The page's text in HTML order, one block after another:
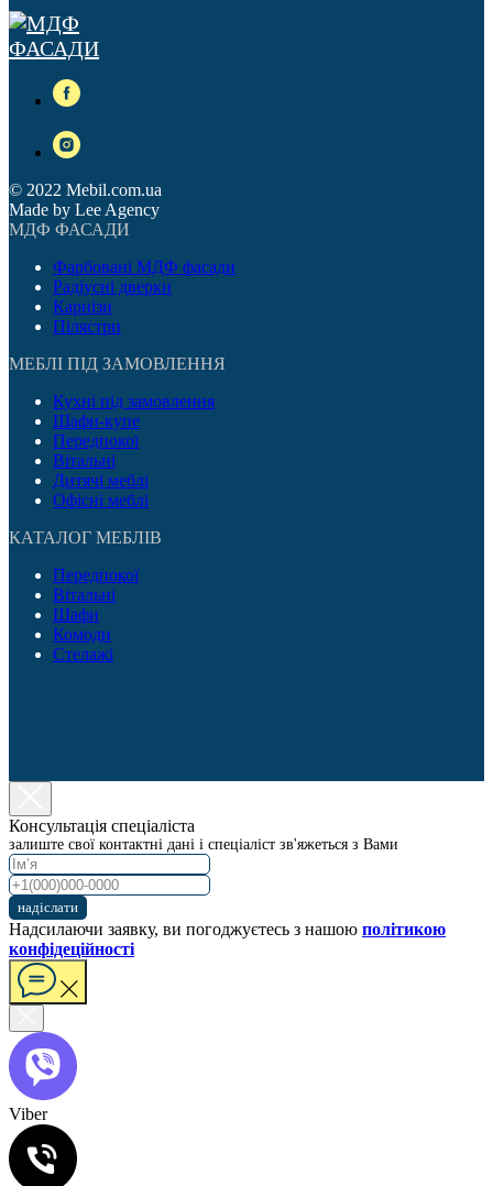
© 2022 Mebil.com.ua
Made by Lee Agency
МДФ ФАСАДИ
Фарбовані МДФ фасади
Радіусні дверки
Карнізи
Пілястри
МЕБЛІ ПІД ЗАМОВЛЕННЯ
Кухні під замовлення
Шафи-купе
Передпокої
Вітальні
Дитячі меблі
Офісні меблі
КАТАЛОГ МЕБЛІВ
Передпокої
Вітальні
Шафи
Комоди
Стелажі
Консультація спеціаліста
залиште свої контактні дані і спеціаліст зв'яжеться з Вами
надіслати
Надсилаючи заявку, ви погоджуєтесь з нашою політикою
конфідеційності
Viber